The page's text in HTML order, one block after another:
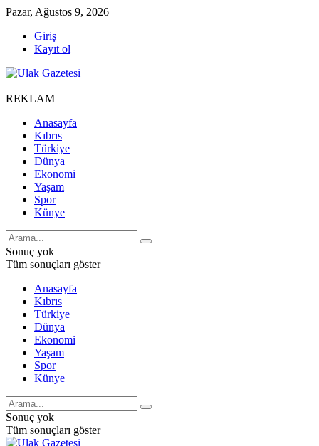
Pazar, Ağustos 9, 2026
Giriş
Kayıt ol
REKLAM
Anasayfa
Kıbrıs
Türkiye
Dünya
Ekonomi
Yaşam
Spor
Künye
Sonuç yok
Tüm sonuçları göster
Anasayfa
Kıbrıs
Türkiye
Dünya
Ekonomi
Yaşam
Spor
Künye
Sonuç yok
Tüm sonuçları göster